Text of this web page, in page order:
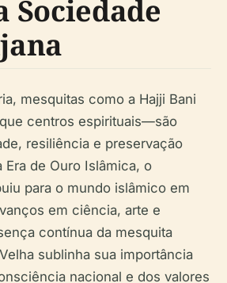
Sociedade
mesquitas como a Hajji Bani
centros espirituais—são
resiliência e preservação
Era de Ouro Islâmica, o
para o mundo islâmico em
em ciência, arte e
contínua da mesquita
sublinha sua importância
nacional e dos valores